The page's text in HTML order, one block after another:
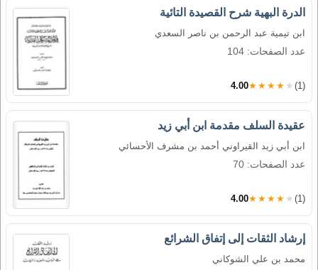
الدرة البهية شرح القصيدة التائية
ابن تيمية عبد الرحمن بن ناصر السعدي
عدد الصفحات: 104
4.00★★★★★ (1)
عقيدة السلف مقدمة ابن أبي زيد
ابن أبي زيد القيراوني أحمد بن مشرف الأحسائي
عدد الصفحات: 70
4.00★★★★★ (1)
إرشاد الثقات إلى إتفاق الشرائع
محمد بن علي الشوكاني